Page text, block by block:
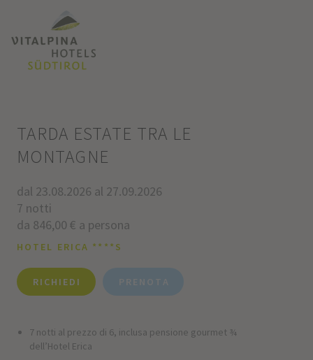
TARDA ESTATE TRA LE
MONTAGNE
dal 23.08.2026 al 27.09.2026
7 notti
da 846,00 € a persona
HOTEL ERICA ****S
RICHIEDI PRENOTA
7 notti al prezzo di 6, inclusa pensione gourmet ¾
dell’Hotel Erica